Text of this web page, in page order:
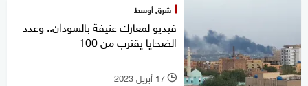
شرق أوسط
فيديو لمعارك عنيفة بالسودان.. وعدد
الضحايا يقترب من 100
l 17 أبريل 2023